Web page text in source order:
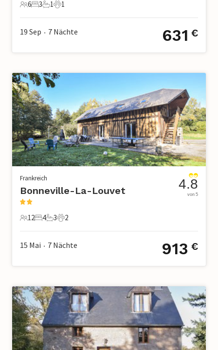
6 Gäste
6
3 Schlafzimmer
3
1 Badezimmer
1
1 Haustier
1
19 Sep • 7 Nächte 631 €
Frankreich
Bonneville-La-Louvet
12 Gäste
12
4 Schlafzimmer
4
3 Badezimmer
3
2 Haustiere
2
4.8
von 5
15 Mai • 7 Nächte 913 €